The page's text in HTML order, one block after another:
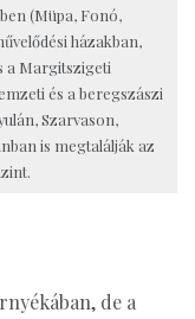
(Müpa, Fonó,
házakban,
a Margitszigeti
és a beregszászi
Szarvason,
is megtalálják az
de a